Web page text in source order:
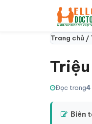
Trang chủ /
Đọc trong4
Biên